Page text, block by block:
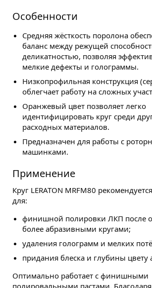
Особенности
Средняя жёсткость поролона
баланс между режущей
деликатностью, позволяя
мелкие дефекты и голограммы.
Низкопрофильная конструкция
облегчает работу на сложных
Оранжевый цвет позволяет легко
идентифицировать круг среди
расходных материалов.
Предназначен для работы с
машинками.
Применение
Круг LERATON MRFM80
для:
финишной полировки ЛКП после
более абразивными кругами;
удаления голограмм и мелких
придания блеска и глубины цвету
Оптимально работает с финишными
полировальными пастами.